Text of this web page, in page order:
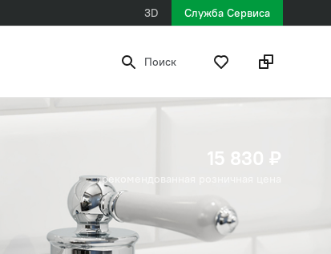
3D Служба Сервиса
Поиск
15 830 ₽
рекомендованная розничная цена